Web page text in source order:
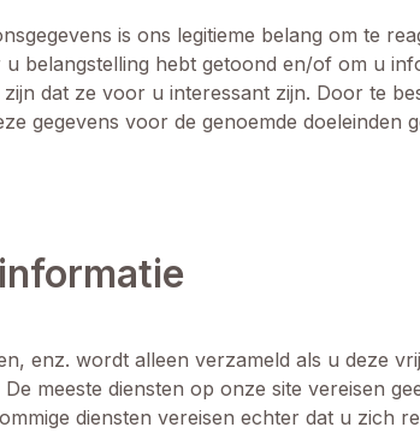
is ons legitieme belang om te
belangstelling hebt getoond en/of om u
dat ze voor u interessant zijn. Door te
gegevens voor de genoemde doeleinden
enz. wordt alleen verzameld als u deze
meeste diensten op onze site vereisen
diensten vereisen echter dat u zich